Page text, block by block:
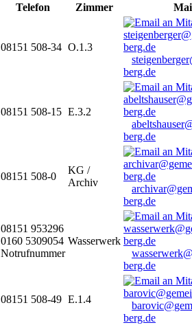
Telefon Zimmer
08151 508-34 O.1.3
berg.de
08151 508-15 E.3.2
berg.de
08151 508-0
KG /
Archiv
berg.de
08151 953296
0160 5309054
Notrufnummer
Wasserwerk
berg.de
08151 508-49 E.1.4
berg.de